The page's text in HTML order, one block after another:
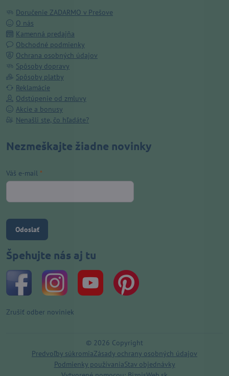
Doručenie ZADARMO v Prešove
O nás
Kamenná predajňa
Obchodné podmienky
Ochrana osobných údajov
Spôsoby dopravy
Spôsoby platby
Reklamácie
Odstúpenie od zmluvy
Akcie a bonusy
Nenašli ste, čo hľadáte?
Nezmeškajte žiadne novinky
Váš e-mail *
Odoslať
Špehujte nás aj tu
Zrušiť odber noviniek
© 2026 Copyright
Predvoľby súkromiaZásady ochrany osobných údajov
Podmienky používaniaStav objednávky